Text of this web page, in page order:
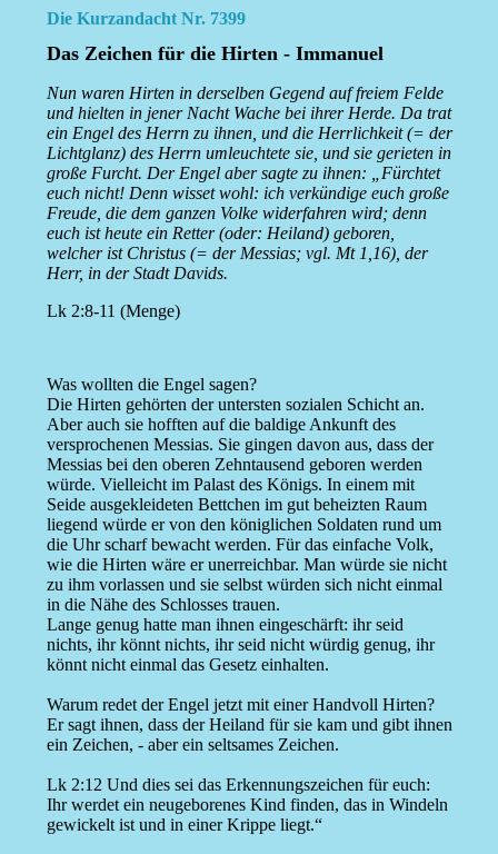
Die Kurzandacht Nr. 7399
Das Zeichen für die Hirten - Immanuel
Nun waren Hirten in derselben Gegend auf freiem Felde
und hielten in jener Nacht Wache bei ihrer Herde. Da trat
ein Engel des Herrn zu ihnen, und die Herrlichkeit (= der
Lichtglanz) des Herrn umleuchtete sie, und sie gerieten in
große Furcht. Der Engel aber sagte zu ihnen: „Fürchtet
euch nicht! Denn wisset wohl: ich verkündige euch große
Freude, die dem ganzen Volke widerfahren wird; denn
euch ist heute ein Retter (oder: Heiland) geboren,
welcher ist Christus (= der Messias; vgl. Mt 1,16), der
Herr, in der Stadt Davids.
Lk 2:8-11 (Menge)
Was wollten die Engel sagen?
Die Hirten gehörten der untersten sozialen Schicht an.
Aber auch sie hofften auf die baldige Ankunft des
versprochenen Messias. Sie gingen davon aus, dass der
Messias bei den oberen Zehntausend geboren werden
würde. Vielleicht im Palast des Königs. In einem mit
Seide ausgekleideten Bettchen im gut beheizten Raum
liegend würde er von den königlichen Soldaten rund um
die Uhr scharf bewacht werden. Für das einfache Volk,
wie die Hirten wäre er unerreichbar. Man würde sie nicht
zu ihm vorlassen und sie selbst würden sich nicht einmal
in die Nähe des Schlosses trauen.
Lange genug hatte man ihnen eingeschärft: ihr seid
nichts, ihr könnt nichts, ihr seid nicht würdig genug, ihr
könnt nicht einmal das Gesetz einhalten.
Warum redet der Engel jetzt mit einer Handvoll Hirten?
Er sagt ihnen, dass der Heiland für sie kam und gibt ihnen
ein Zeichen, - aber ein seltsames Zeichen.
Lk 2:12 Und dies sei das Erkennungszeichen für euch:
Ihr werdet ein neugeborenes Kind finden, das in Windeln
gewickelt ist und in einer Krippe liegt.“